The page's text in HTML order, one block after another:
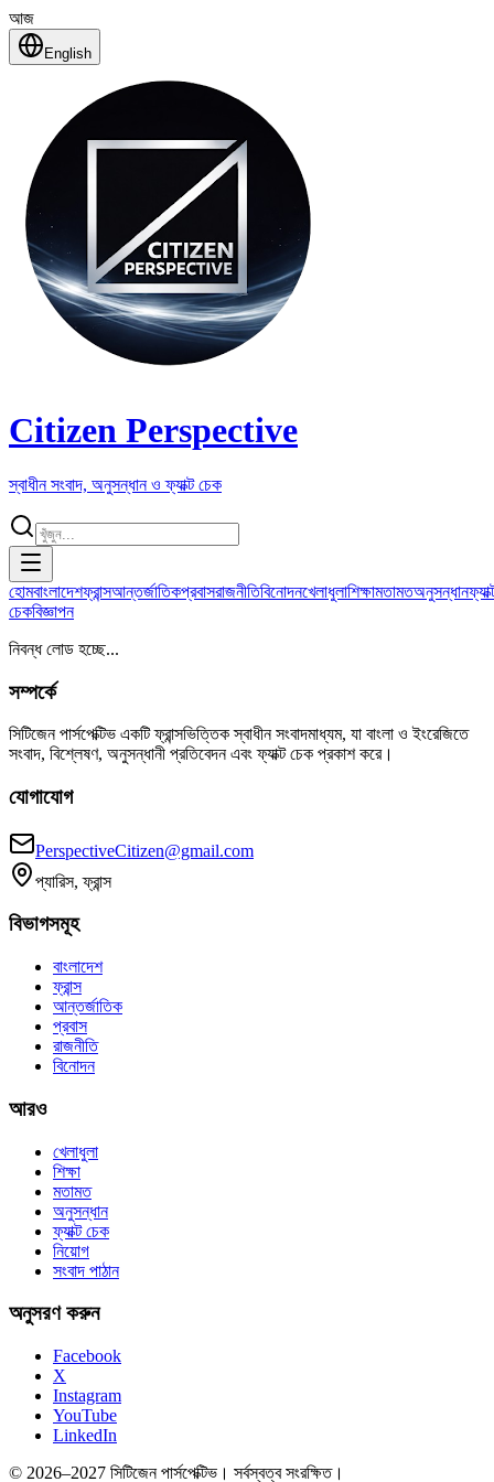
আজ
English
Citizen Perspective
স্বাধীন সংবাদ, অনুসন্ধান ও ফ্যাক্ট চেক
হোমবাংলাদেশফ্রান্সআন্তর্জাতিকপ্রবাসরাজনীতিবিনোদনখেলাধুলাশিক্ষামতামতঅনুসন্ধান
চেকবিজ্ঞাপন
নিবন্ধ লোড হচ্ছে...
সম্পর্কে
সিটিজেন পার্সপেক্টিভ একটি ফ্রান্সভিত্তিক স্বাধীন সংবাদমাধ্যম, যা বাংলা ও ইংরেজিতে
সংবাদ, বিশ্লেষণ, অনুসন্ধানী প্রতিবেদন এবং ফ্যাক্ট চেক প্রকাশ করে।
যোগাযোগ
PerspectiveCitizen@gmail.com
প্যারিস, ফ্রান্স
বিভাগসমূহ
বাংলাদেশ
ফ্রান্স
আন্তর্জাতিক
প্রবাস
রাজনীতি
বিনোদন
আরও
খেলাধুলা
শিক্ষা
মতামত
অনুসন্ধান
ফ্যাক্ট চেক
নিয়োগ
সংবাদ পাঠান
অনুসরণ করুন
Facebook
X
Instagram
YouTube
LinkedIn
© 2026–2027 সিটিজেন পার্সপেক্টিভ। সর্বস্বত্ব সংরক্ষিত।